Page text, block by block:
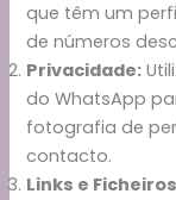
que têm um
de números
Privacidade:
do WhatsApp
fotografia de
contacto.
Links e